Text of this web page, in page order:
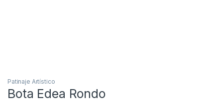
Patinaje Artístico
Bota Edea Rondo